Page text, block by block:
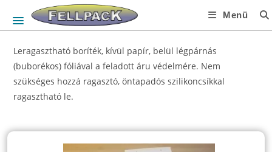
Menü
Leragasztható boríték, kívül papír, belül légpárnás
(buborékos) fóliával a feladott áru védelmére. Nem
szükséges hozzá ragasztó, öntapadós szilikoncsíkkal
ragasztható le.